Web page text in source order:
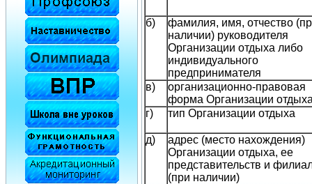
б)
фамилия, имя, отчество
наличии) руководителя
Организации отдыха либо
индивидуального
предпринимателя
в)
организационно-правовая
форма Организации
г)
тип Организации отдыха
д)
адрес (место нахождения)
Организации отдыха, ее
представительств и
(при наличии)